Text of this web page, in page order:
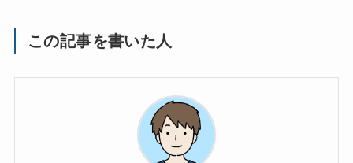
この記事を書いた人